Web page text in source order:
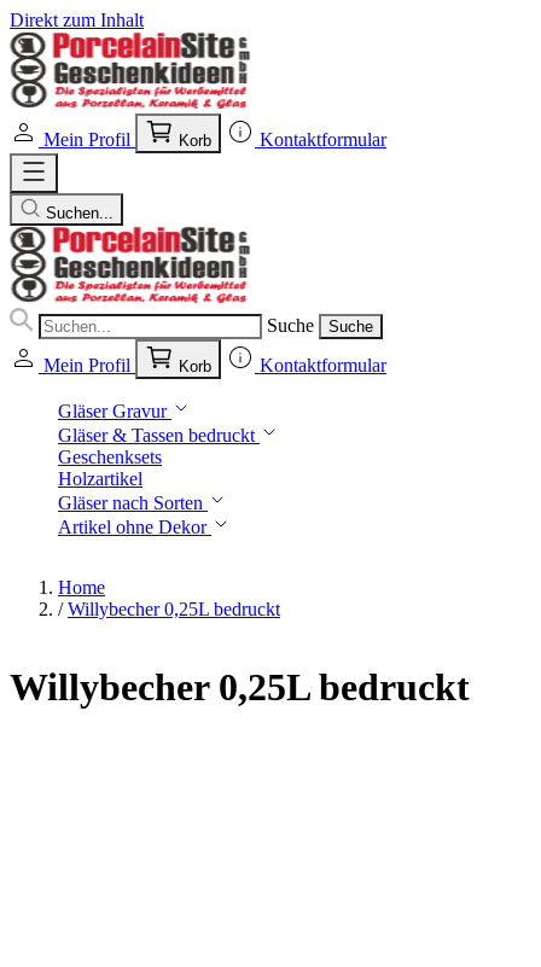
Direkt zum Inhalt
Mein Profil Korb Kontaktformular
Suchen...
Suche Suche
Mein Profil Korb Kontaktformular
Gläser Gravur
Gläser & Tassen bedruckt
Geschenksets
Holzartikel
Gläser nach Sorten
Artikel ohne Dekor
Home
/ Willybecher 0,25L bedruckt
Willybecher 0,25L bedruckt